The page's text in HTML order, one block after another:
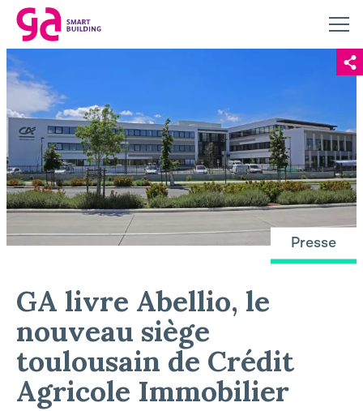
Presse
GA livre Abellio, le
nouveau siège
toulousain de Crédit
Agricole Immobilier